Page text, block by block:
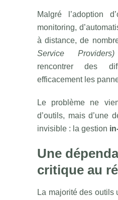
Malgré l’adoption
monitoring,
à distance, de
Service Providers)
rencontrer des
efficacement les
Le problème ne
d’outils, mais d’une
invisible : la gestion
Une
critique au
La majorité des outils